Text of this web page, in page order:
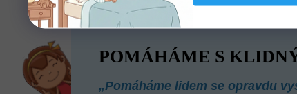
POMÁHÁME S
„Pomáháme lidem se opravdu